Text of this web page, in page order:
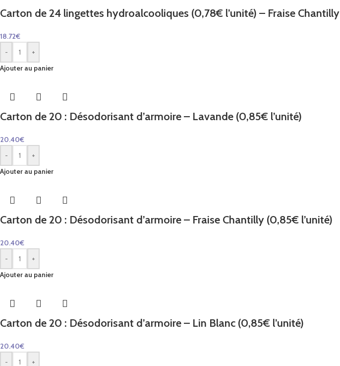
Carton de 24 lingettes hydroalcooliques (0,78€ l’unité) – Fraise Chantilly
18.72€
-
+
Ajouter au panier
Carton de 20 : Désodorisant d’armoire – Lavande (0,85€ l’unité)
20.40€
-
+
Ajouter au panier
Carton de 20 : Désodorisant d’armoire – Fraise Chantilly (0,85€ l’unité)
20.40€
-
+
Ajouter au panier
Carton de 20 : Désodorisant d’armoire – Lin Blanc (0,85€ l’unité)
20.40€
-
+